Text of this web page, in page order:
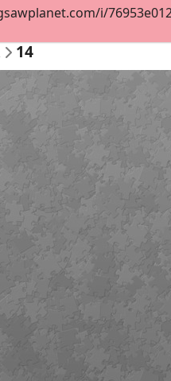
14
i/